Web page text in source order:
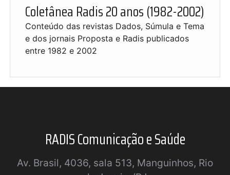
Coletânea Radis 20 anos (1982-2002)
Conteúdo das revistas Dados, Súmula e Tema
e dos jornais Proposta e Radis publicados
entre 1982 e 2002
RADIS Comunicação e Saúde
Av. Brasil, 4036, sala 513, Manguinhos, Rio